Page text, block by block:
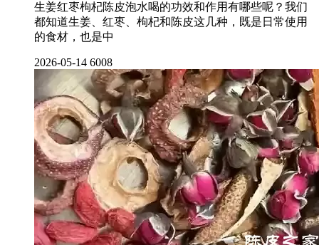
生姜红枣枸杞陈皮泡水喝的功效和作用有哪些呢？我们
都知道生姜、红枣、枸杞和陈皮这几种，既是日常使用
的食材，也是中
2026-05-14 6008